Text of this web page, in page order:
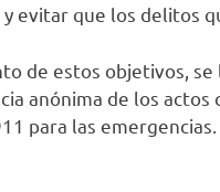
y evitar que los delitos
de estos objetivos,
anónima de los
para las emergencias.